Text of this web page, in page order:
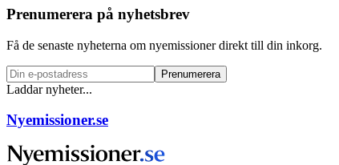
Prenumerera på nyhetsbrev
Få de senaste nyheterna om nyemissioner direkt till din inkorg.
Prenumerera
Laddar nyheter...
Nyemissioner.se